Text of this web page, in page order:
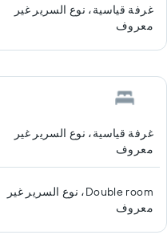
غرفة قياسية، نوع السرير غير
معروف
غرفة قياسية، نوع السرير غير
معروف
Double room، نوع السرير غير
معروف